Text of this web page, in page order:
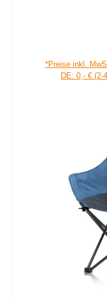
*Preise inkl.
DE: 0,- € (2-